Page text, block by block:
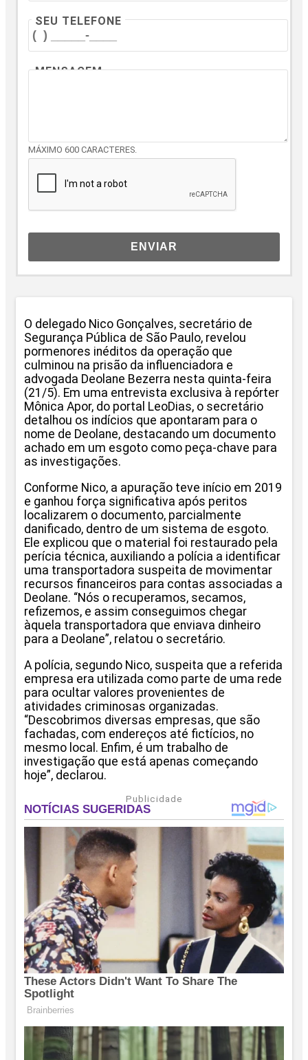
SEU TELEFONE
MENSAGEM
MÁXIMO 600 CARACTERES.
ENVIAR
O delegado Nico Gonçalves, secretário de
Segurança Pública de São Paulo, revelou
pormenores inéditos da operação que
culminou na prisão da influenciadora e
advogada Deolane Bezerra nesta quinta-feira
(21/5). Em uma entrevista exclusiva à repórter
Mônica Apor, do portal LeoDias, o secretário
detalhou os indícios que apontaram para o
nome de Deolane, destacando um documento
achado em um esgoto como peça-chave para
as investigações.
Conforme Nico, a apuração teve início em 2019
e ganhou força significativa após peritos
localizarem o documento, parcialmente
danificado, dentro de um sistema de esgoto.
Ele explicou que o material foi restaurado pela
perícia técnica, auxiliando a polícia a identificar
uma transportadora suspeita de movimentar
recursos financeiros para contas associadas a
Deolane. “Nós o recuperamos, secamos,
refizemos, e assim conseguimos chegar
àquela transportadora que enviava dinheiro
para a Deolane”, relatou o secretário.
A polícia, segundo Nico, suspeita que a referida
empresa era utilizada como parte de uma rede
para ocultar valores provenientes de
atividades criminosas organizadas.
“Descobrimos diversas empresas, que são
fachadas, com endereços até fictícios, no
mesmo local. Enfim, é um trabalho de
investigação que está apenas começando
hoje”, declarou.
Publicidade